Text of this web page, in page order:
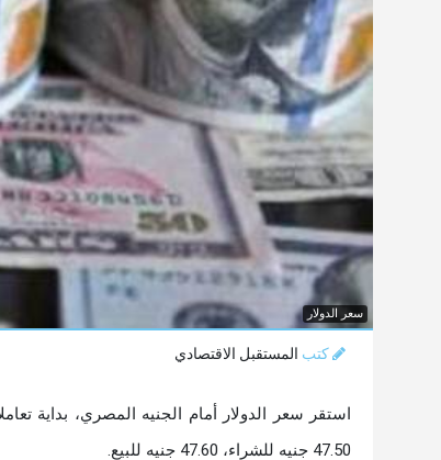
سعر الدولار
كتب المستقبل الاقتصادي
47.50 جنيه للشراء، 47.60 جنيه للبيع.